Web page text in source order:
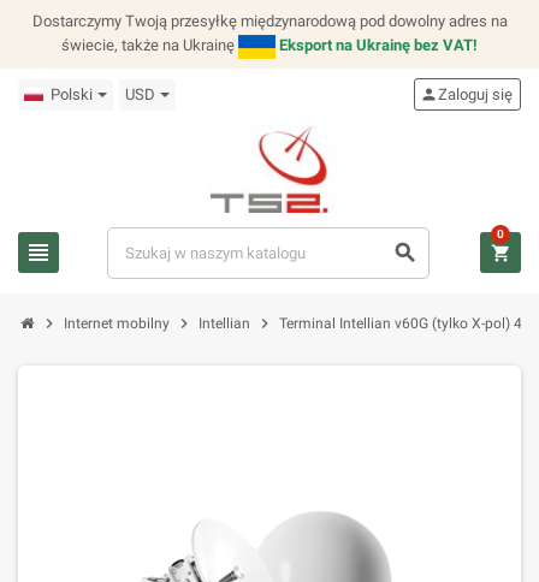
Dostarczymy Twoją przesyłkę międzynarodową pod dowolny adres na
świecie, także na Ukrainę
Eksport na Ukrainę bez VAT!
Polski USD
view_headline search
personZaloguj się
shopping_cart
0
chevron_right Internet mobilny chevron_right Intellian chevron_right Terminal Intellian v60G (tylko X-pol) 4W